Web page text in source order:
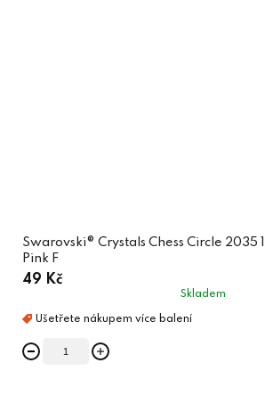
Swarovski® Crystals Chess Circle 2035
Pink F
49 Kč
Skladem